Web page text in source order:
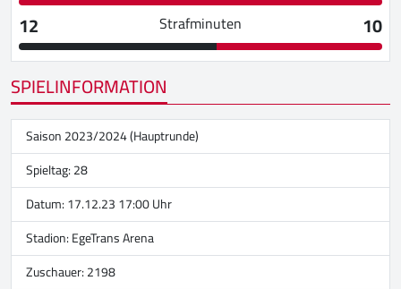
12
Strafminuten
10
SPIELINFORMATION
Saison 2023/2024 (Hauptrunde)
Spieltag: 28
Datum: 17.12.23 17:00 Uhr
Stadion:EgeTrans Arena
Zuschauer: 2198